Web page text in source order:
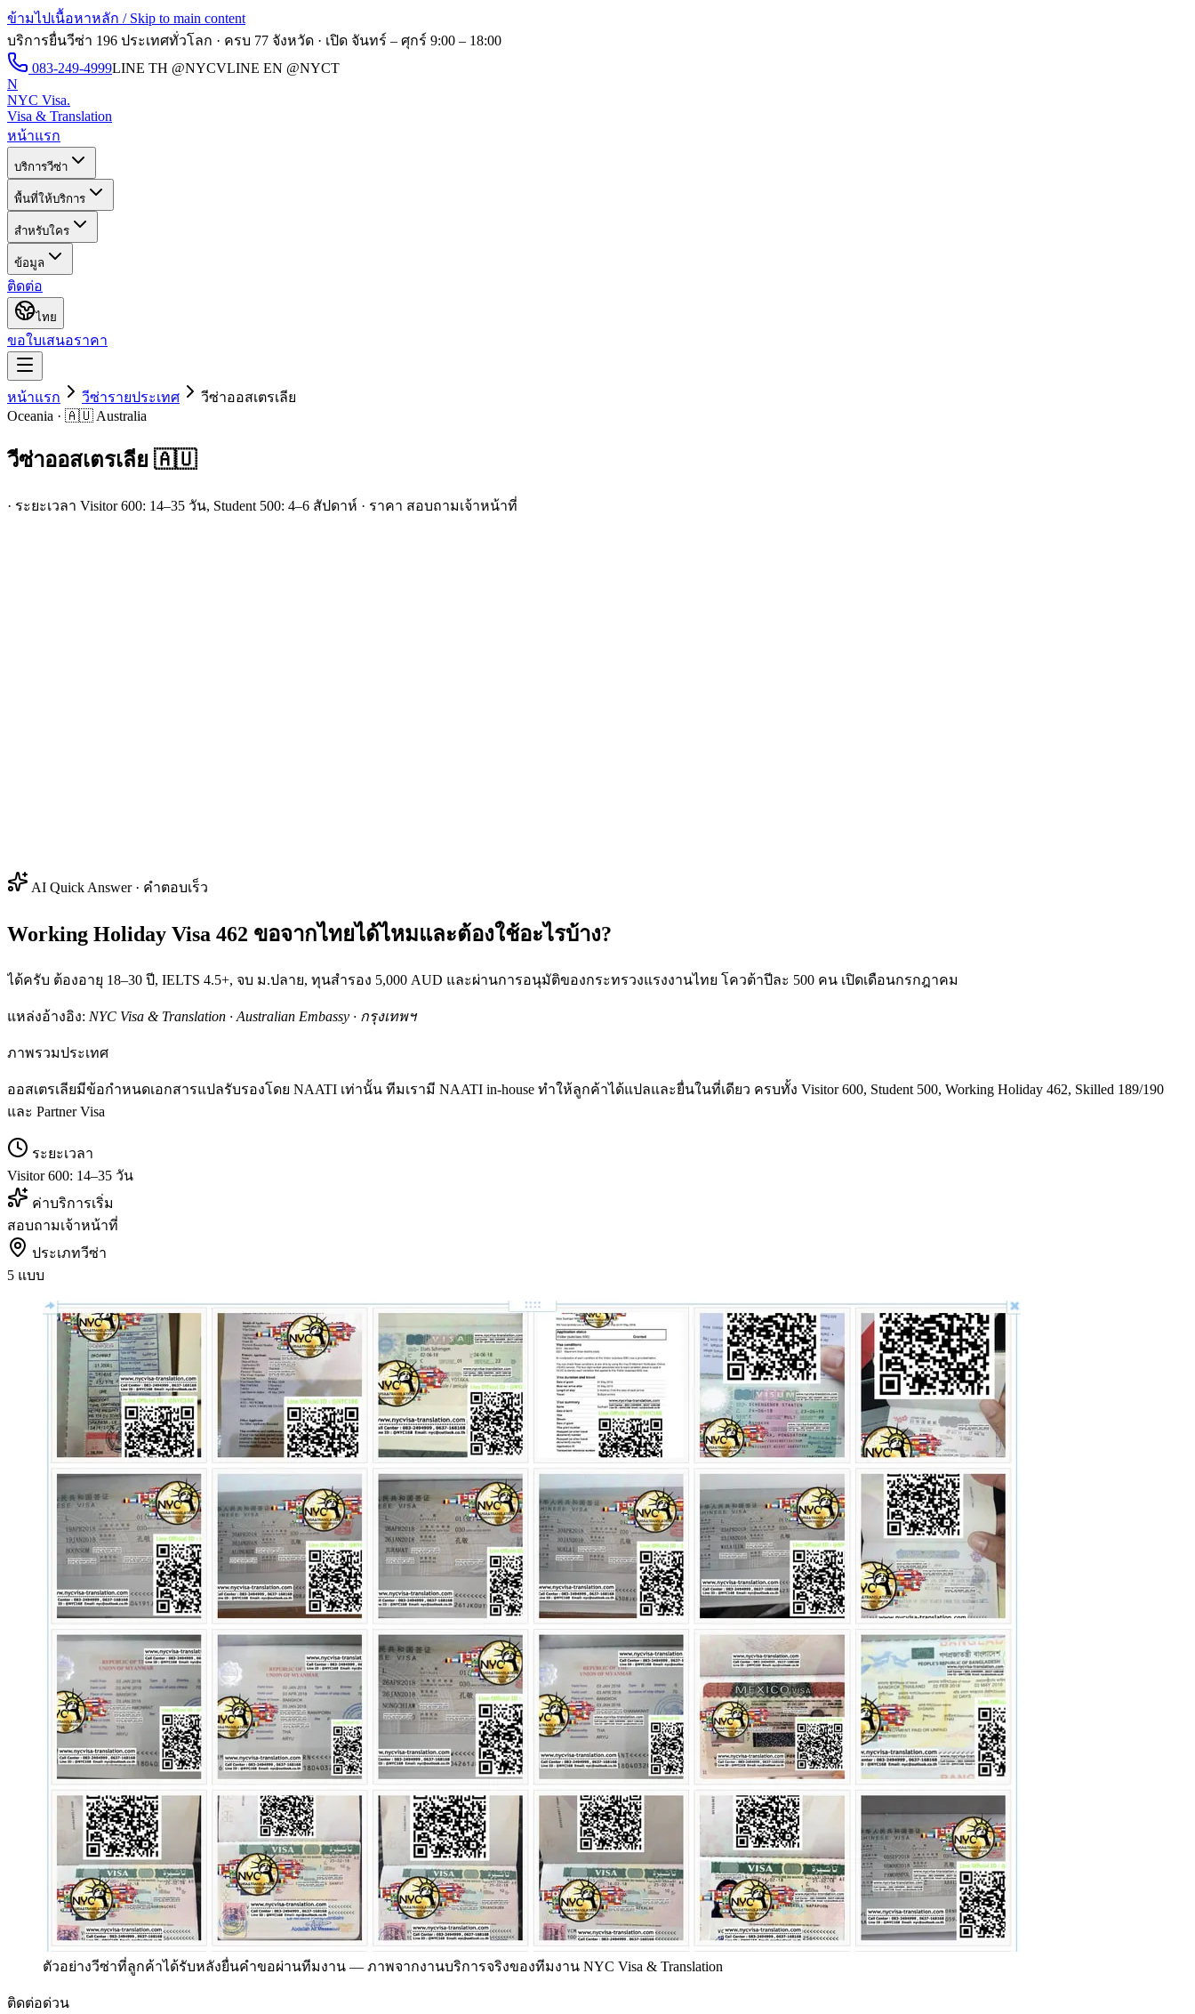
ข้ามไปเนื้อหาหลัก / Skip to main content
บริการยื่นวีซ่า 196 ประเทศทั่วโลก · ครบ 77 จังหวัด · เปิด จันทร์ – ศุกร์ 9:00 – 18:00
083-249-4999LINE TH @NYCVLINE EN @NYCT
N
NYC Visa.
Visa & Translation
หน้าแรก
บริการวีซ่า
พื้นที่ให้บริการ
สำหรับใคร
ข้อมูล
ติดต่อ
ไทย
ขอใบเสนอราคา
หน้าแรก วีซ่ารายประเทศ วีซ่าออสเตรเลีย
Oceania · 🇦🇺 Australia
วีซ่าออสเตรเลีย 🇦🇺
· ระยะเวลา Visitor 600: 14–35 วัน, Student 500: 4–6 สัปดาห์ · ราคา สอบถามเจ้าหน้าที่
AI Quick Answer · คำตอบเร็ว
Working Holiday Visa 462 ขอจากไทยได้ไหมและต้องใช้อะไรบ้าง?
ได้ครับ ต้องอายุ 18–30 ปี, IELTS 4.5+, จบ ม.ปลาย, ทุนสำรอง 5,000 AUD และผ่านการอนุมัติของกระทรวงแรงงานไทย โควต้าปีละ 500 คน เปิดเดือนกรกฎาคม
แหล่งอ้างอิง: NYC Visa & Translation · Australian Embassy · กรุงเทพฯ
ภาพรวมประเทศ
ออสเตรเลียมีข้อกำหนดเอกสารแปลรับรองโดย NAATI เท่านั้น ทีมเรามี NAATI in-house ทำให้ลูกค้าได้แปลและยื่นในที่เดียว ครบทั้ง Visitor 600, Student 500, Working Holiday 462, Skilled 189/190
และ Partner Visa
ระยะเวลา
Visitor 600: 14–35 วัน
ค่าบริการเริ่ม
สอบถามเจ้าหน้าที่
ประเภทวีซ่า
5 แบบ
ตัวอย่างวีซ่าที่ลูกค้าได้รับหลังยื่นคำขอผ่านทีมงาน — ภาพจากงานบริการจริงของทีมงาน NYC Visa & Translation
ติดต่อด่วน